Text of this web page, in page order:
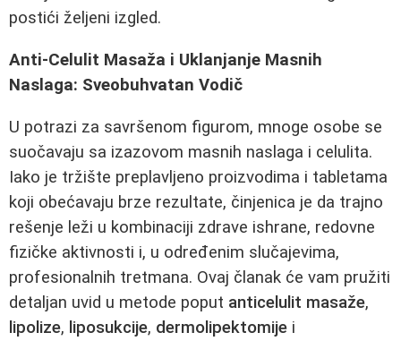
postići željeni izgled.
Anti-Celulit Masaža i Uklanjanje Masnih
Naslaga: Sveobuhvatan Vodič
U potrazi za savršenom figurom, mnoge osobe se
suočavaju sa izazovom masnih naslaga i celulita.
Iako je tržište preplavljeno proizvodima i tabletama
koji obećavaju brze rezultate, činjenica je da trajno
rešenje leži u kombinaciji zdrave ishrane, redovne
fizičke aktivnosti i, u određenim slučajevima,
profesionalnih tretmana. Ovaj članak će vam pružiti
detaljan uvid u metode poput anticelulit masaže,
lipolize, liposukcije, dermolipektomije i